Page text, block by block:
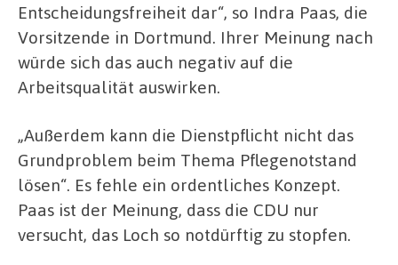
Entscheidungsfreiheit dar“, so Indra Paas, die
Vorsitzende in Dortmund. Ihrer Meinung nach
würde sich das auch negativ auf die
Arbeitsqualität auswirken.
„Außerdem kann die Dienstpflicht nicht das
Grundproblem beim Thema Pflegenotstand
lösen“. Es fehle ein ordentliches Konzept.
Paas ist der Meinung, dass die CDU nur
versucht, das Loch so notdürftig zu stopfen.